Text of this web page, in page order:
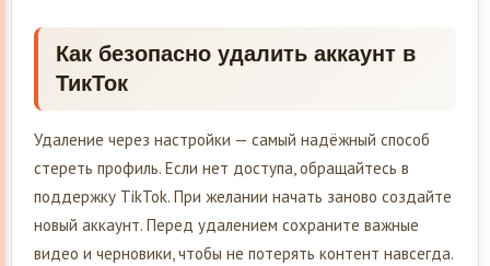
Как безопасно удалить аккаунт в
ТикТок
Удаление через настройки — самый надёжный способ
стереть профиль. Если нет доступа, обращайтесь в
поддержку TikTok. При желании начать заново создайте
новый аккаунт. Перед удалением сохраните важные
видео и черновики, чтобы не потерять контент навсегда.